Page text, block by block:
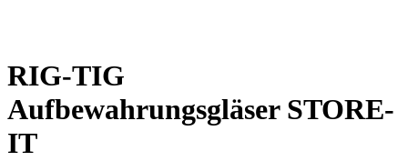
RIG-TIG
Aufbewahrungsgläser STORE-
IT